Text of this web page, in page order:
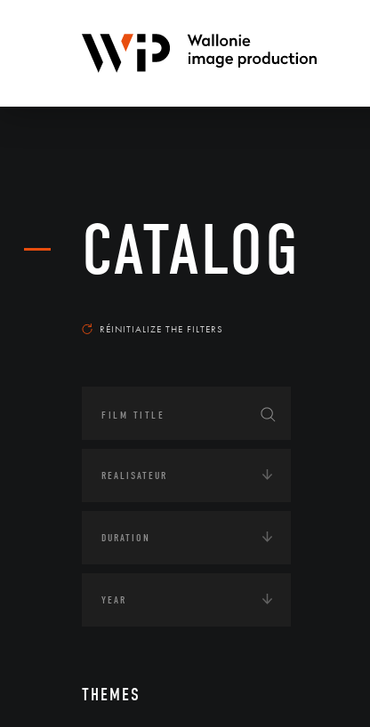
CATALOG
RÉINITIALIZE THE FILTERS
THEMES